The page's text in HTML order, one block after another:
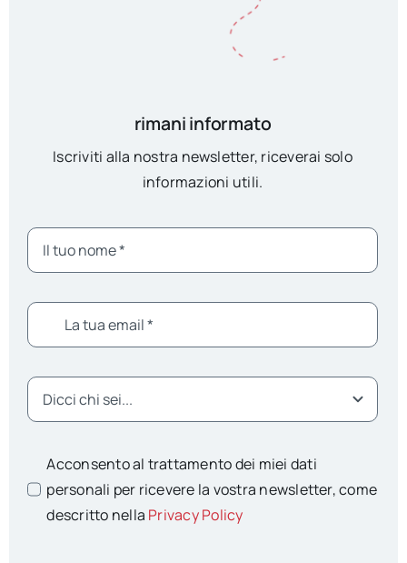
rimani informato
Iscriviti alla nostra newsletter, riceverai solo
informazioni utili.
Acconsento al trattamento dei miei dati
personali per ricevere la vostra newsletter, come
descritto nella Privacy Policy